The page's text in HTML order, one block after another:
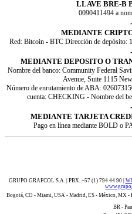
LLAVE BRE-B
0090411494 a
MEDIANTE
Red: Bitcoin - BTC Dirección de
MEDIANTE DEPOSITO O
Nombre del banco: Community Federal
Avenue, Suite 1115
Número de enrutamiento de ABA:
cuenta: CHECKING - Nombre del
MEDIANTE TARJETA
Pago en línea mediante BOLD o
GRUPO GRAFCOL S.A. | PBX. +57 (1) 794 44 90 |
Bogotá, CO - Miami, USA - Madrid, ES - México, MX -
BR -